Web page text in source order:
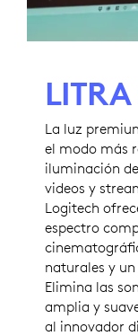
LITRA
La luz
el modo más
iluminación
videos y
Logitech
espectro
naturales y
Elimina las
amplia y
al innovador